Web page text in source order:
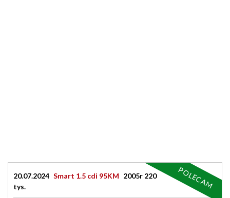
20.07.2024 Smart 1.5 cdi 95KM 2005r 220
tys.
POLECAM